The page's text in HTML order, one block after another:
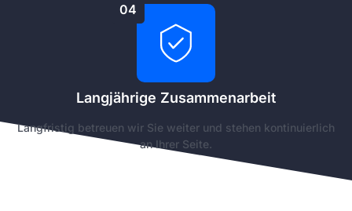
04
Langjährige Zusammenarbeit
Langfristig betreuen wir Sie weiter und stehen kontinuierlich
an Ihrer Seite.